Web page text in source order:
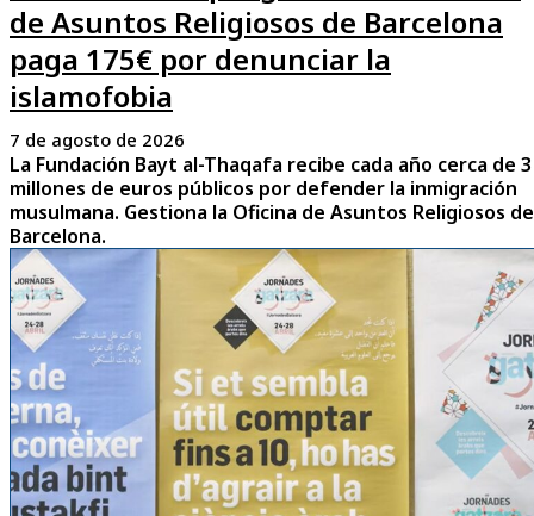
de Asuntos Religiosos de Barcelona
paga 175€ por denunciar la
islamofobia
7 de agosto de 2026
La Fundación Bayt al-Thaqafa recibe cada año cerca de 3
millones de euros públicos por defender la inmigración
musulmana. Gestiona la Oficina de Asuntos Religiosos de
Barcelona.